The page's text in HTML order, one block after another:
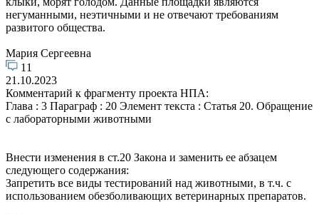
негуманными, неэтичными и не отвечают требованиям
развитого общества.
Мария Сергеевна
11
21.10.2023
Комментарий к фрагменту проекта НПА:
Глава : 3 Параграф : 20 Элемент текста : Статья 20. Обращение
с лабораторными животными
Внести изменения в ст.20 Закона и заменить ее абзацем
следующего содержания:
Запретить все виды тестирований над животными, в т.ч. с
использованием обезболивающих ветеринарных препаратов.